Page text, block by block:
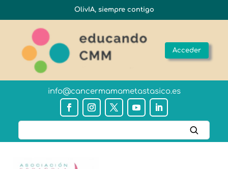
OlivIA, siempre contigo
Acceder
info@cancermamametastasico.es